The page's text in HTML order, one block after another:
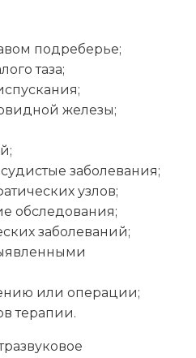
подреберье;
таза;
железы;
заболевания;
узлов;
обследования;
заболеваний;
или операции;
терапии.